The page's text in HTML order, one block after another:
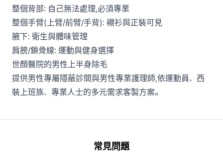
整個背部: 自己無法處理,必須專業
整個手臂(上臂/前臂/手背): 襯衫與正裝可見
腋下: 衛生與體味管理
肩膀/鎖骨線: 運動與健身選擇
世顏醫院的男性上半身除毛
提供男性專屬隱蔽診間與男性專業護理師,依運動員、西
裝上班族、專業人士的多元需求客製方案。
常見問題